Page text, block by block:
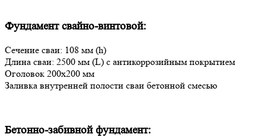
Фундамент свайно-винтовой:
Сечение сваи: 108 мм (h)
Длина сваи: 2500 мм (L) с антикоррозийным покрытием
Оголовок 200х200 мм
Заливка внутренней полости сваи бетонной смесью
Бетонно-забивной фундамент: